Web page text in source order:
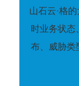
山石云·格
时业务状态
布、威胁类